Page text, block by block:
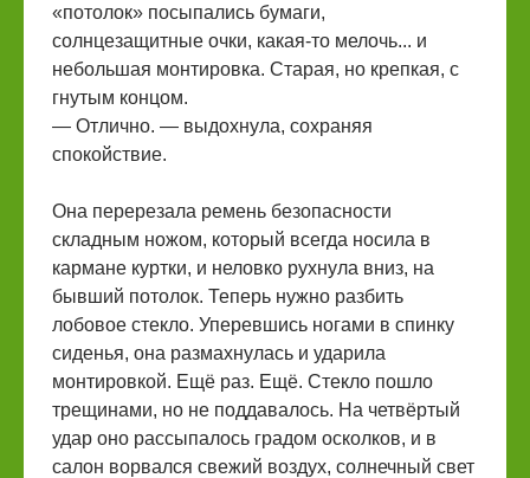
«потолок» посыпались бумаги,
солнцезащитные очки, какая-то мелочь... и
небольшая монтировка. Старая, но крепкая, с
гнутым концом.
— Отлично. — выдохнула, сохраняя
спокойствие.
Она перерезала ремень безопасности
складным ножом, который всегда носила в
кармане куртки, и неловко рухнула вниз, на
бывший потолок. Теперь нужно разбить
лобовое стекло. Уперевшись ногами в спинку
сиденья, она размахнулась и ударила
монтировкой. Ещё раз. Ещё. Стекло пошло
трещинами, но не поддавалось. На четвёртый
удар оно рассыпалось градом осколков, и в
салон ворвался свежий воздух, солнечный свет